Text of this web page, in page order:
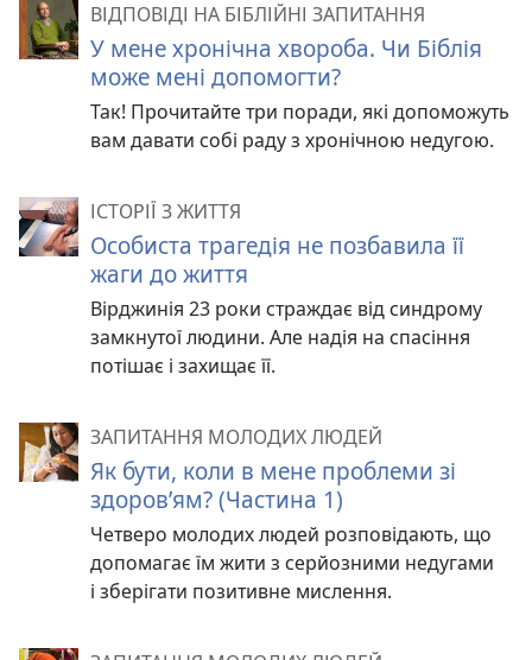
ВІДПОВІДІ НА БІБЛІЙНІ ЗАПИТАННЯ
У мене хронічна хвороба. Чи Біблія
може мені допомогти?
Так! Прочитайте три поради, які допоможуть
вам давати собі раду з хронічною недугою.
ІСТОРІЇ З ЖИТТЯ
Особиста трагедія не позбавила її
жаги до життя
Вірджинія 23 роки страждає від синдрому
замкнутої людини. Але надія на спасіння
потішає і захищає її.
ЗАПИТАННЯ МОЛОДИХ ЛЮДЕЙ
Як бути, коли в мене проблеми зі
здоров’ям? (Частина 1)
Четверо молодих людей розповідають, що
допомагає їм жити з серйозними недугами
і зберігати позитивне мислення.